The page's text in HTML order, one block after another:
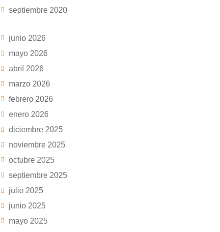
septiembre 2020
junio 2026
mayo 2026
abril 2026
marzo 2026
febrero 2026
enero 2026
diciembre 2025
noviembre 2025
octubre 2025
septiembre 2025
julio 2025
junio 2025
mayo 2025